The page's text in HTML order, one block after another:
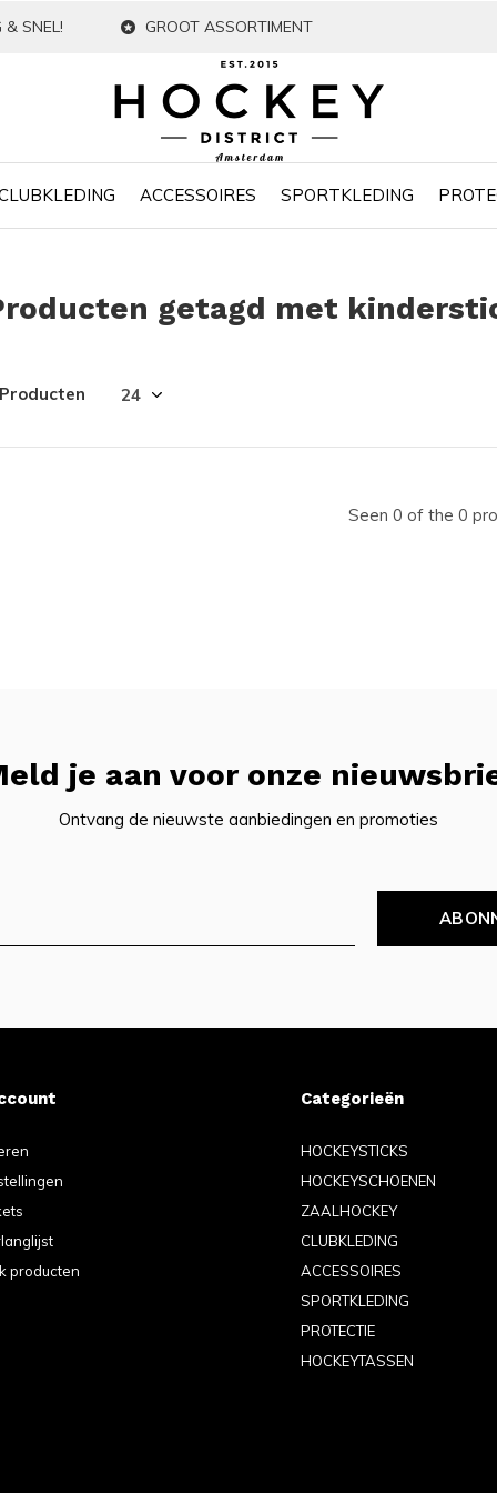
ACCESSOIRES SPORTKLEDING
& SNEL! GROOT ASSORTIMENT
getagd met
Seen 0 of the 0
je aan voor onze
Ontvang de nieuwste aanbiedingen en promoties
producten
Categorieën
HOCKEYSTICKS
HOCKEYSCHOENEN
ZAALHOCKEY
CLUBKLEDING
ACCESSOIRES
SPORTKLEDING
PROTECTIE
HOCKEYTASSEN